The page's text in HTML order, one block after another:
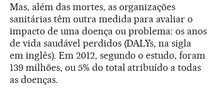
Mas, além das mortes, as organizações
sanitárias têm outra medida para avaliar o
impacto de uma doença ou problema: os anos
de vida saudável perdidos (DALYs, na sigla
em inglês). Em 2012, segundo o estudo, foram
139 milhões, ou 5% do total atribuído a todas
as doenças.